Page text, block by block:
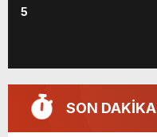
5
SON DAKİKA